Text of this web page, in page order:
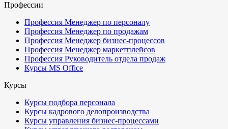
Профессии
Профессия Менеджер по персоналу
Профессия Менеджер по продажам
Профессия Менеджер бизнес-процессов
Профессия Менеджер маркетплейсов
Профессия Руководитель отдела продаж
Курсы MS Office
Курсы
Курсы подбора персонала
Курсы кадрового делопроизводства
Курсы управления бизнес-процессами